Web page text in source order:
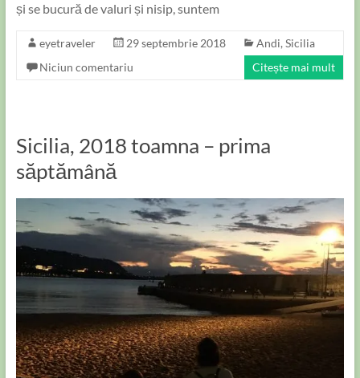
și se bucură de valuri și nisip, suntem
eyetraveler 29 septembrie 2018 Andi, Sicilia
Niciun comentariu
Citește mai mult
Sicilia, 2018 toamna – prima
săptămână